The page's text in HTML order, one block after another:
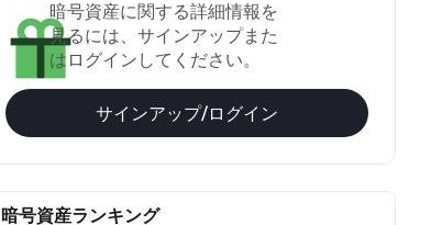
暗号資産に関する詳細情報を
見るには、サインアップまた
はログインしてください。
サインアップ/ログイン
暗号資産ランキング